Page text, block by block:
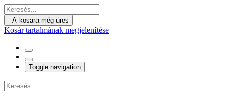
A kosara még üres
Kosár tartalmának megjelenítése
Toggle navigation